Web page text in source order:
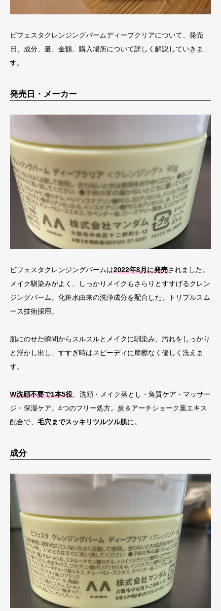
ビフェスタクレンジングバームディープクリアについて、発売
日、成分、量、金額、購入場所について詳しく解説していきま
す。
発売日・メーカー
ビフェスタクレンジングバームは2022年8月に発売されました。
メイク馴染みがよく、しっかりメイクもさらりとすすげるクレン
ジングバーム。化粧水由来の洗浄成分を配合した、トリプルスム
ース技術採用。
肌にのせた瞬間からスルスルとメイクに馴染み、汚れをしっかり
と浮かし出し、すすぎ時はスピーディに摩擦なく優しく洗えま
す。
W洗顔不要で1本5役 、洗顔・メイク落とし・角質ケア・マッサー
ジ・保湿ケア。4つのフリー処方。炭＆アーチショーク葉エキス
配合で、 毛穴までスッキリツルツル肌に。
成分